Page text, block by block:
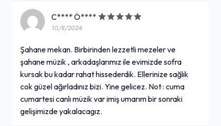
C**** Ö****
10/8/2024
Şahane mekan. Birbirinden lezzetli mezeler ve
şahane müzik , arkadaşlarımız ile evimizde sofra
kursak bu kadar rahat hissederdik. Ellerinize sağlık
cok güzel ağırladınız bizi. Yine gelicez. Not : cuma
cumartesi canlı müzik var imiş umarım bir sonraki
gelişimizde yakalacagız.